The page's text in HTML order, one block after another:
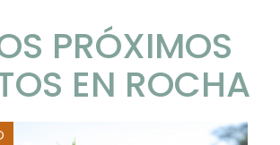
PRÓXIMOS
EN ROCHA